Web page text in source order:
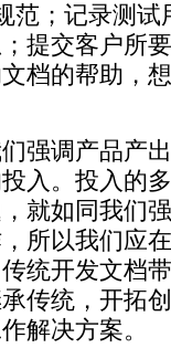
范；记录测试
提交客户所
档的帮助，
强调产品产
入。投入的
就如同我们
所以我们应
统开发文档
传统，开拓
解决方案。